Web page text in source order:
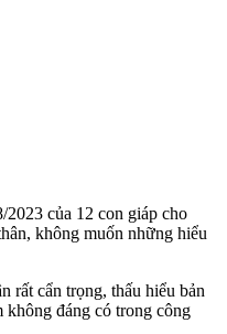
của 12 con giáp cho
không muốn những hiểu
rất cẩn trọng, thấu hiểu bản
không đáng có trong công